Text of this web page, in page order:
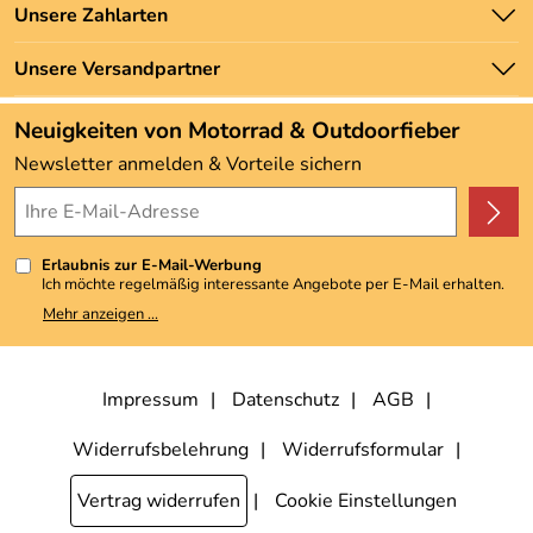
Newsletter
Zahlung und Versand
Unsere Bestseller
Marken
Neu
Angebote
Kundenbewertungen (3.493)
4,9/5*****
Unsere Zahlarten
Unsere Versandpartner
Neuigkeiten von Motorrad & Outdoorfieber
Newsletter anmelden & Vorteile sichern
Erlaubnis zur E-Mail-Werbung
Ich möchte regelmäßig interessante Angebote per E-Mail erhalten.
Meine E-Mail-Adresse wird nicht an andere Unternehmen
weitergegeben. Zu statistischen Zwecken wird in anonymer Form
kann ich jederzeit mit Wirkung für die Zukunft widerrufen, indem ich
den Link "Abmelden" am Ende des Newsletters anklicke. Die
Mehr anzeigen ...
Impressum Datenschutz
AGB
Widerrufsbelehrung
Widerrufsformular
Vertrag widerrufen
Cookie Einstellungen